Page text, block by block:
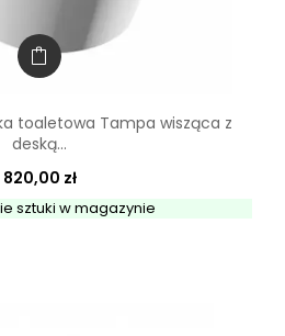
toaletowa Tampa wisząca z
deską...
820,00 zł
sztuki w magazynie